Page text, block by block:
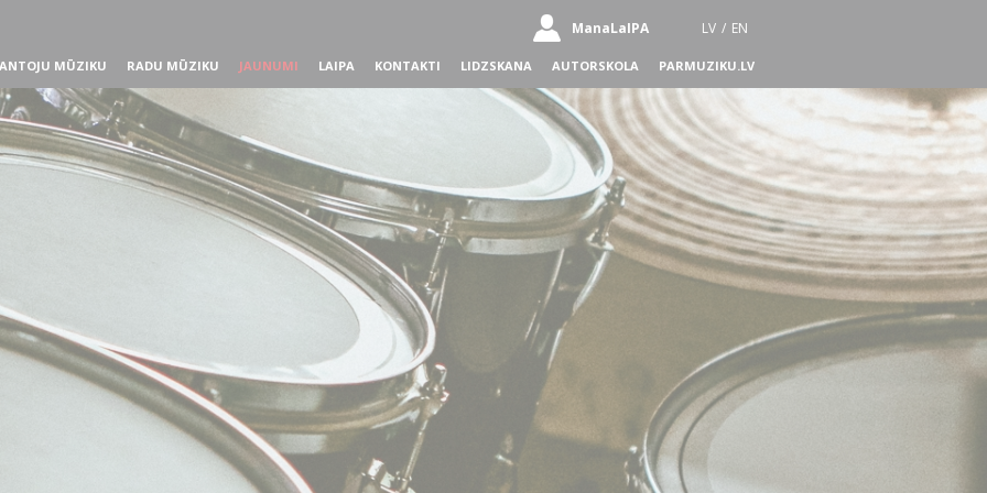
ManaLaIPA LV / EN
MŪZIKU RADU MŪZIKU JAUNUMI LAIPA KONTAKTI LIDZSKANA AUTORSKOLA PARMUZIKU.LV